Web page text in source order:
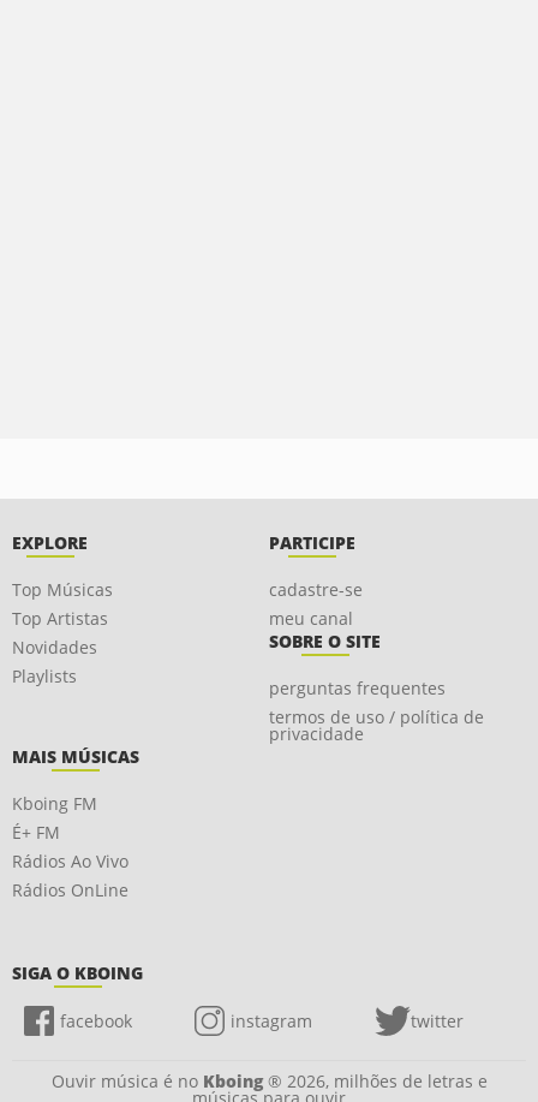
EXPLORE
Top Músicas
Top Artistas
Novidades
Playlists
PARTICIPE
cadastre-se
meu canal
SOBRE O SITE
perguntas frequentes
termos de uso / política de
privacidade
MAIS MÚSICAS
Kboing FM
É+ FM
Rádios Ao Vivo
Rádios OnLine
SIGA O KBOING
facebook instagram twitter
Ouvir música é no Kboing® 2026, milhões de letras e
músicas para ouvir